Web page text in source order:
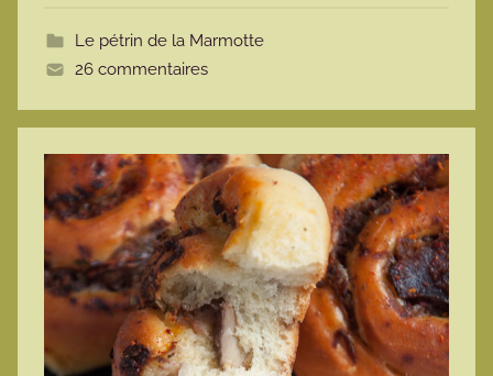
t
e
Le pétrin de la Marmotte
26 commentaires